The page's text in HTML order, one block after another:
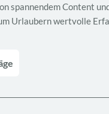
spannendem Content
Urlaubern wertvolle